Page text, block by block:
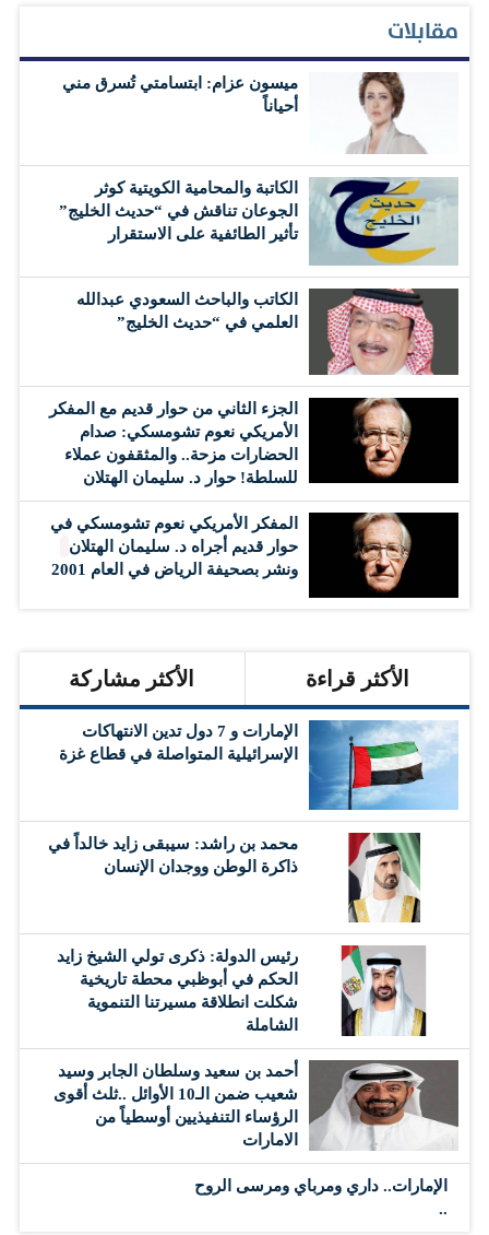
مقابلات
ميسون عزام: ابتسامتي تُسرق مني
أحياناً
الكاتبة والمحامية الكويتية كوثر
الجوعان تناقش في “حديث الخليج”
تأثير الطائفية على الاستقرار
الكاتب والباحث السعودي عبدالله
العلمي في “حديث الخليج”
الجزء الثاني من حوار قديم مع المفكر
الأمريكي نعوم تشومسكي: صدام
الحضارات مزحة.. والمثقفون عملاء
للسلطة! حوار د. سليمان الهتلان
المفكر الأمريكي نعوم تشومسكي في
حوار قديم أجراه د. سليمان الهتلان
ونشر بصحيفة الرياض في العام 2001
الأكثر قراءة الأكثر مشاركة
الإمارات و 7 دول تدين الانتهاكات
الإسرائيلية المتواصلة في قطاع غزة
محمد بن راشد: سيبقى زايد خالداً في
ذاكرة الوطن ووجدان الإنسان
رئيس الدولة: ذكرى تولي الشيخ زايد
الحكم في أبوظبي محطة تاريخية
شكلت انطلاقة مسيرتنا التنموية
الشاملة
أحمد بن سعيد وسلطان الجابر وسيد
شعيب ضمن الـ10 الأوائل ..ثلث أقوى
الرؤساء التنفيذيين أوسطياً من
الامارات
الإمارات.. داري ومرباي ومرسى الروح
..